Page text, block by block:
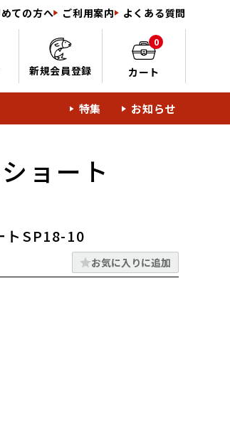
ての方へ ご利用案内 よくある質問
新規会員登録
0
カート
特集 お知らせ
ョート
トSP18-10
お気に入りに追加